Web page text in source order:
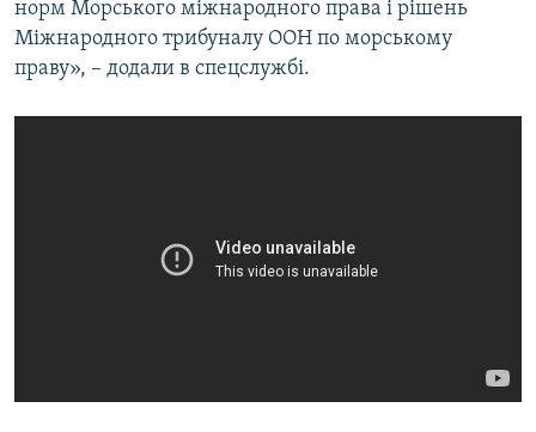
норм Морського міжнародного права і рішень
Міжнародного трибуналу ООН по морському
праву», – додали в спецслужбі.